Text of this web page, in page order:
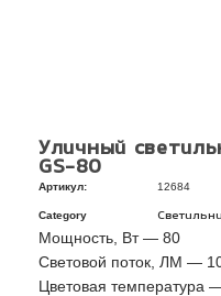
Уличный
GS-80
Артикул: 12684
Category
Мощность, Вт — 80
Световой поток, ЛМ —
Цветовая температура